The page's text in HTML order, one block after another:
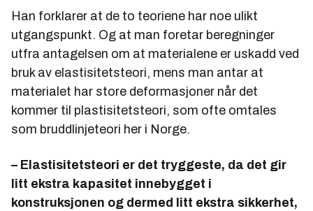
Han forklarer at de to teoriene har noe ulikt
utgangspunkt. Og at man foretar beregninger
utfra antagelsen om at materialene er uskadd ved
bruk av elastisitetsteori, mens man antar at
materialet har store deformasjoner når det
kommer til plastisitetsteori, som ofte omtales
som bruddlinjeteori her i Norge.
– Elastisitetsteori er det tryggeste, da det gir
litt ekstra kapasitet innebygget i
konstruksjonen og dermed litt ekstra sikkerhet,